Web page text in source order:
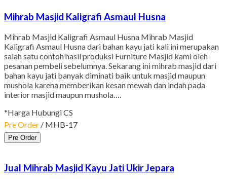
Mihrab Masjid Kaligrafi Asmaul Husna
Mihrab Masjid Kaligrafi Asmaul Husna Mihrab Masjid
Kaligrafi Asmaul Husna dari bahan kayu jati kali ini merupakan
salah satu contoh hasil produksi Furniture Masjid kami oleh
pesanan pembeli sebelumnya. Sekarang ini mihrab masjid dari
bahan kayu jati banyak diminati baik untuk masjid maupun
mushola karena memberikan kesan mewah dan indah pada
interior masjid maupun mushola….
*Harga Hubungi CS
Pre Order / MHB-17
Pre Order
Jual Mihrab Masjid Kayu Jati Ukir Jepara